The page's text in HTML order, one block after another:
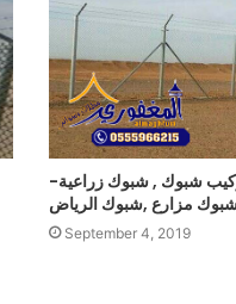
شبوك , شبوك زراعية-
مزارع ,شبوك الرياض
September 4, 2019